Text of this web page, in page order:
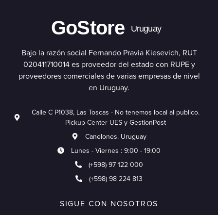
GoStore Uruguay
Bajo la razón social Fernando Pravia Kiesevich, RUT
020411710014 es proveedor del estado con RUPE y
proveedores comerciales de varias empresas de nivel
en Uruguay.
Calle C P1038, Las Toscas - No tenemos local al publico.
Pickup Center UES y GestionPost
Canelones. Uruguay
Lunes - Viernes : 9:00 - 19:00
(+598) 97 122 000
(+598) 98 224 813
SIGUE CON NOSOTROS